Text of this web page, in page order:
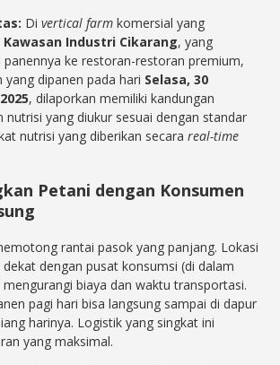
Divertical farm komersial yang
Kawasan Industri Cikarang, yang
panennya ke restoran-restoran premium,
yang dipanen pada hari Selasa, 30
, dilaporkan memiliki kandungan
nutrisi yang diukur sesuai dengan standar
nutrisi yang diberikan secarareal-time
Petani dengan Konsumen
rantai pasok yang panjang. Lokasi
dengan pusat konsumsi (di dalam
biaya dan waktu transportasi.
pagi hari bisa langsung sampai di dapur
harinya. Logistik yang singkat ini
yang maksimal.